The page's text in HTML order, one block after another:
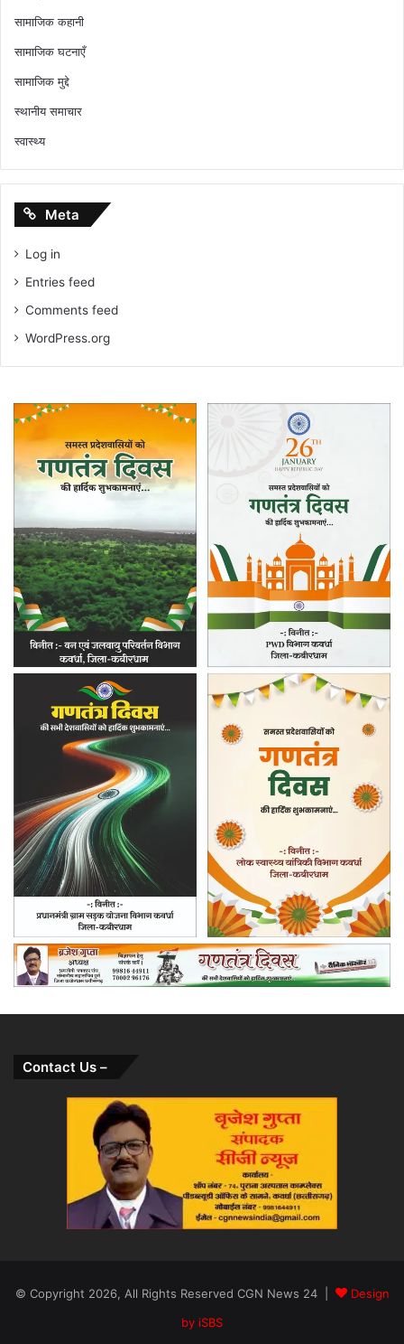
सामाजिक कहानी
सामाजिक घटनाएँ
सामाजिक मुद्दे
स्थानीय समाचार
स्वास्थ्य
Meta
Log in
Entries feed
Comments feed
WordPress.org
Contact Us –
© Copyright 2026, All Rights Reserved CGN News 24 |
Design
by iSBS